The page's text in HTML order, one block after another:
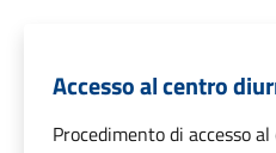
Accesso al centro
Procedimento di accesso